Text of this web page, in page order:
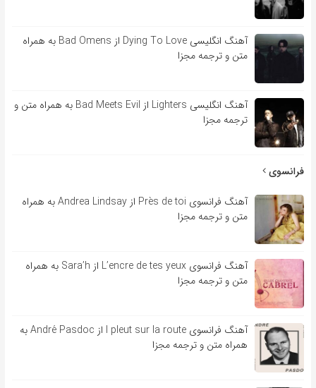
آهنگ انگلیسی Dying To Love از Bad Omens به همراه
متن و ترجمه مجزا
آهنگ انگلیسی Lighters از Bad Meets Evil به همراه متن و
ترجمه مجزا
فرانسوی
آهنگ فرانسوی Près de toi از Andrea Lindsay به همراه
متن و ترجمه مجزا
آهنگ فرانسوی L’encre de tes yeux از Sara’h به همراه
متن و ترجمه مجزا
آهنگ فرانسوی l pleut sur la route از André Pasdoc به
همراه متن و ترجمه مجزا